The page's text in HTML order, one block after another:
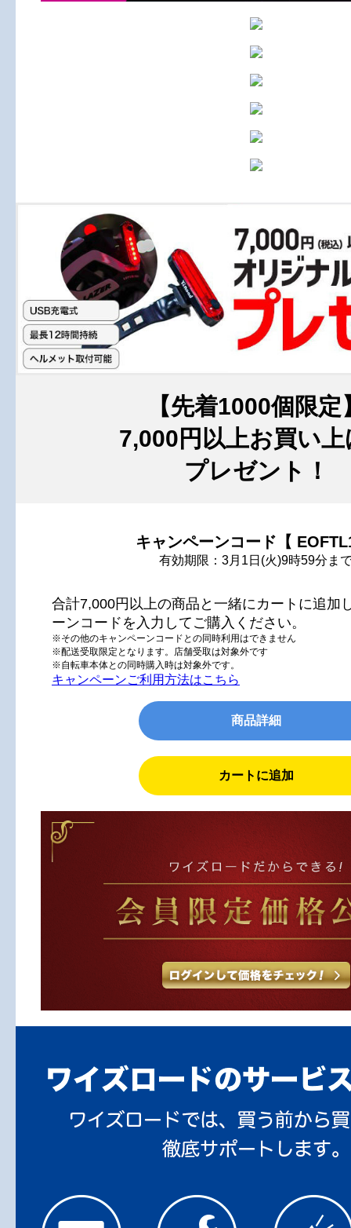
【先着1000個限定
7,000円以上お買い
プレゼント！
キャンペーンコード【
有効期限：3月1日(火)9時59分ま
合計7,000円以上の商品と一緒にカートに追加
ーンコードを入力してご購入ください。
※その他のキャンペーンコードとの同時利用はできません
※配送受取限定となります。店舗受取は対象外です
※自転車本体との同時購入時は対象外です。
キャンペーンご利用方法はこちら
商品詳細
カートに追加